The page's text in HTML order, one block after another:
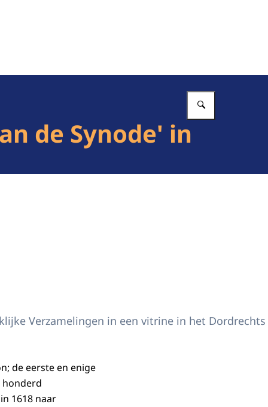
de Synode' in
Verzamelingen in een vitrine in het
de eerste en enige
1618 naar